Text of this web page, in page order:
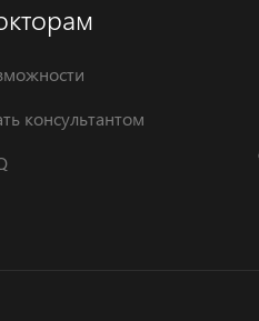
консультантом